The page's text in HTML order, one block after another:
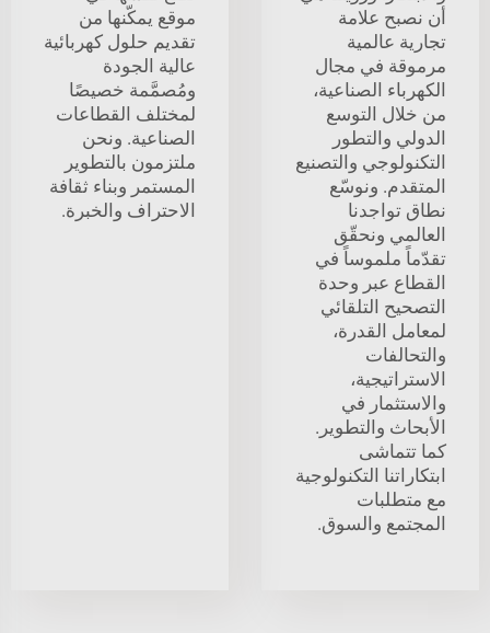
أن نصبح علامة
تجارية عالمية
مرموقة في مجال
الكهرباء الصناعية،
من خلال التوسع
الدولي والتطور
التكنولوجي والتصنيع
المتقدم. ونوسّع
نطاق تواجدنا
العالمي ونحقّق
تقدّماً ملموساً في
القطاع عبر وحدة
التصحيح التلقائي
لمعامل القدرة،
والتحالفات
الاستراتيجية،
والاستثمار في
الأبحاث والتطوير.
كما تتماشى
ابتكاراتنا التكنولوجية
مع متطلبات
المجتمع والسوق.
موقع يمكّنها من
تقديم حلول كهربائية
عالية الجودة
ومُصمَّمة خصيصًا
لمختلف القطاعات
الصناعية. ونحن
ملتزمون بالتطوير
المستمر وبناء ثقافة
الاحتراف والخبرة.